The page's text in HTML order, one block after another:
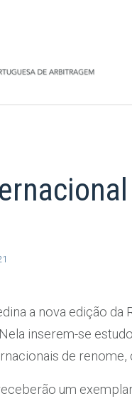
a nova edição
inserem-se
de
um